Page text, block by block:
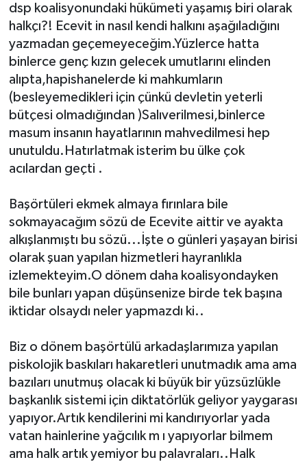
dsp koalisyonundaki hükümeti yaşamış biri olarak
halkçı?! Ecevit in nasıl kendi halkını aşağıladığını
yazmadan geçemeyeceğim.Yüzlerce hatta
binlerce genç kızın gelecek umutlarını elinden
alıpta,hapishanelerde ki mahkumların
(besleyemedikleri için çünkü devletin yeterli
bütçesi olmadığından )Salıverilmesi,binlerce
masum insanın hayatlarının mahvedilmesi hep
unutuldu.Hatırlatmak isterim bu ülke çok
acılardan geçti .
Başörtüleri ekmek almaya fırınlara bile
sokmayacağım sözü de Ecevite aittir ve ayakta
alkışlanmıştı bu sözü...İşte o günleri yaşayan birisi
olarak şuan yapılan hizmetleri hayranlıkla
izlemekteyim.O dönem daha koalisyondayken
bile bunları yapan düşünsenize birde tek başına
iktidar olsaydı neler yapmazdı ki..
Biz o dönem başörtülü arkadaşlarımıza yapılan
piskolojik baskıları hakaretleri unutmadık ama ama
bazıları unutmuş olacak ki büyük bir yüzsüzlükle
başkanlık sistemi için diktatörlük geliyor yaygarası
yapıyor.Artık kendilerini mi kandırıyorlar yada
vatan hainlerine yağcılık m ı yapıyorlar bilmem
ama halk artık yemiyor bu palavraları..Halk